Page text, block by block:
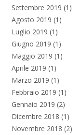
Settembre 2019 (1)
Agosto 2019 (1)
Luglio 2019 (1)
Giugno 2019 (1)
Maggio 2019 (1)
Aprile 2019 (1)
Marzo 2019 (1)
Febbraio 2019 (1)
Gennaio 2019 (2)
Dicembre 2018 (1)
Novembre 2018 (2)